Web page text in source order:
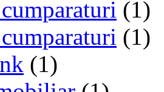
(1)
(1)
(1)